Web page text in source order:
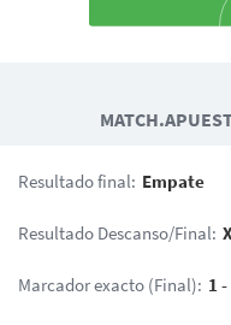
44
Resultado final: Empate
Resultado Descanso/Final:
Marcador exacto (Final): 1